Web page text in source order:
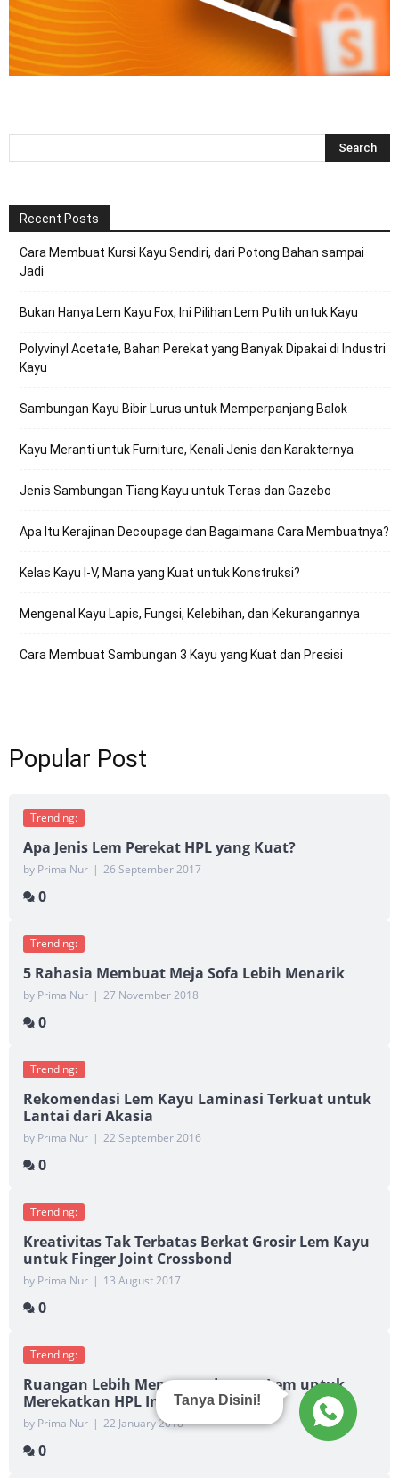
Recent Posts
Cara Membuat Kursi Kayu Sendiri, dari Potong Bahan sampai
Jadi
Bukan Hanya Lem Kayu Fox, Ini Pilihan Lem Putih untuk Kayu
Polyvinyl Acetate, Bahan Perekat yang Banyak Dipakai di Industri
Kayu
Sambungan Kayu Bibir Lurus untuk Memperpanjang Balok
Kayu Meranti untuk Furniture, Kenali Jenis dan Karakternya
Jenis Sambungan Tiang Kayu untuk Teras dan Gazebo
Apa Itu Kerajinan Decoupage dan Bagaimana Cara Membuatnya?
Kelas Kayu I-V, Mana yang Kuat untuk Konstruksi?
Mengenal Kayu Lapis, Fungsi, Kelebihan, dan Kekurangannya
Cara Membuat Sambungan 3 Kayu yang Kuat dan Presisi
Popular Post
Trending:
Apa Jenis Lem Perekat HPL yang Kuat?
by Prima Nur | 26 September 2017
0
Trending:
5 Rahasia Membuat Meja Sofa Lebih Menarik
by Prima Nur | 27 November 2018
0
Trending:
Rekomendasi Lem Kayu Laminasi Terkuat untuk
Lantai dari Akasia
by Prima Nur | 22 September 2016
0
Trending:
Kreativitas Tak Terbatas Berkat Grosir Lem Kayu
untuk Finger Joint Crossbond
by Prima Nur | 13 August 2017
0
Trending:
Ruangan Lebih Menawan dengan Lem untuk
Merekatkan HPL Interior
by Prima Nur | 22 January 2018
0
Tanya Disini!